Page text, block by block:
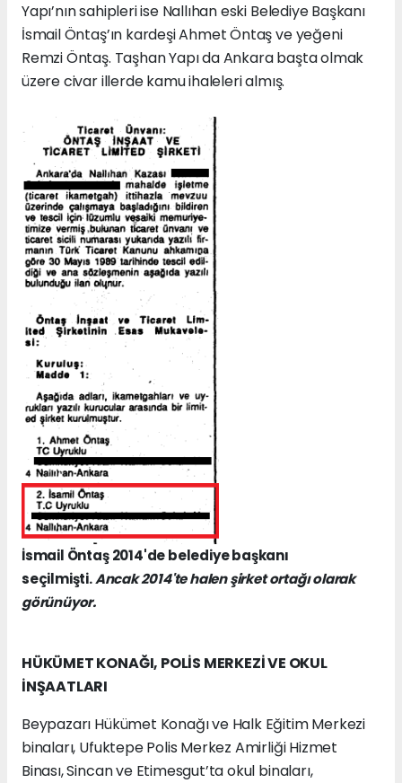
Yapı’nın sahipleri ise Nallıhan eski Belediye Başkanı
İsmail Öntaş’ın kardeşi Ahmet Öntaş ve yeğeni
Remzi Öntaş. Taşhan Yapı da Ankara başta olmak
üzere civar illerde kamu ihaleleri almış.
İsmail Öntaş 2014'de belediye başkanı
seçilmişti.Ancak 2014'te halen şirket ortağı olarak
görünüyor.
HÜKÜMET KONAĞI, POLİS MERKEZİ VE OKUL
İNŞAATLARI
Beypazarı Hükümet Konağı ve Halk Eğitim Merkezi
binaları, Ufuktepe Polis Merkez Amirliği Hizmet
Binası, Sincan ve Etimesgut’ta okul binaları,